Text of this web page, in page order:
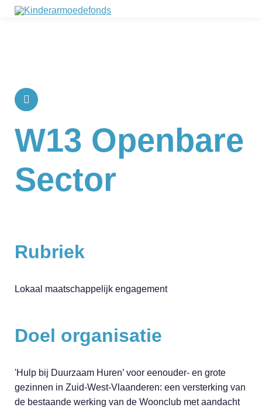
W13 Openbare
Sector
Rubriek
Lokaal maatschappelijk engagement
Doel organisatie
'Hulp bij Duurzaam Huren’ voor eenouder- en grote
gezinnen in Zuid-West-Vlaanderen: een versterking van
de bestaande werking van de Woonclub met aandacht